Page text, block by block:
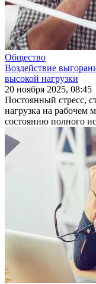
Общество
Воздействие
высокой нагрузки
20 ноября 2025, 08:45
Постоянный стресс,
нагрузка на рабочем
состоянию пол­ного